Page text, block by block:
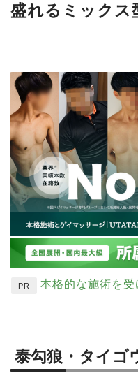
盛れるミックス
PR 本格的な施術を
泰勾狼・タイゴ